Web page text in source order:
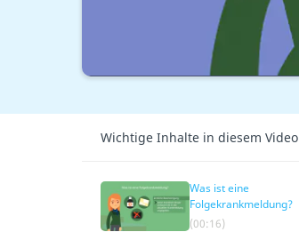
Wichtige Inhalte in diesem Video
Was ist eine
Folgekrankmeldung?
(00:16)